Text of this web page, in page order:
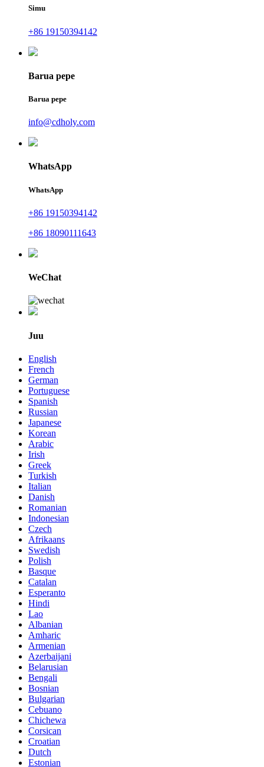
Simu
+86 19150394142
Barua pepe
Barua pepe
info@cdholy.com
WhatsApp
WhatsApp
+86 19150394142
+86 18090111643
WeChat
Juu
English
French
German
Portuguese
Spanish
Russian
Japanese
Korean
Arabic
Irish
Greek
Turkish
Italian
Danish
Romanian
Indonesian
Czech
Afrikaans
Swedish
Polish
Basque
Catalan
Esperanto
Hindi
Lao
Albanian
Amharic
Armenian
Azerbaijani
Belarusian
Bengali
Bosnian
Bulgarian
Cebuano
Chichewa
Corsican
Croatian
Dutch
Estonian